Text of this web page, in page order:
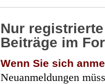
Nur
Beiträge im
Wenn Sie sich
Neuanmeldungen